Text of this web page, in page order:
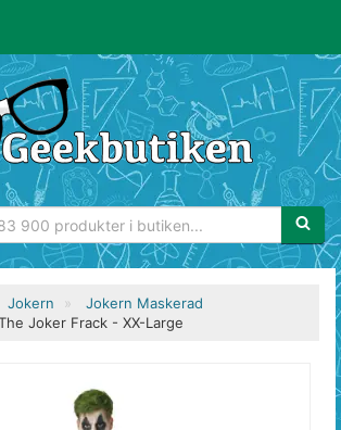
Jokern
Jokern Maskerad
Joker Frack - XX-Large